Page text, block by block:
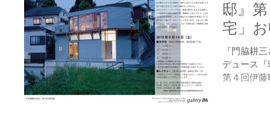
邸』
宅」
まし
『門脇耕
デュース
第４回伊